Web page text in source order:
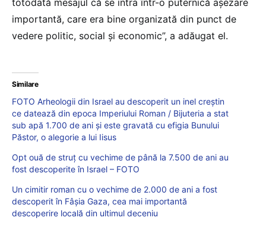
totodată mesajul că se intra într-o puternică aşezare
importantă, care era bine organizată din punct de
vedere politic, social şi economic”, a adăugat el.
Similare
FOTO Arheologii din Israel au descoperit un inel creștin
ce datează din epoca Imperiului Roman / Bijuteria a stat
sub apă 1.700 de ani și este gravată cu efigia Bunului
Păstor, o alegorie a lui Iisus
Opt ouă de struț cu vechime de până la 7.500 de ani au
fost descoperite în Israel – FOTO
Un cimitir roman cu o vechime de 2.000 de ani a fost
descoperit în Fâșia Gaza, cea mai importantă
descoperire locală din ultimul deceniu